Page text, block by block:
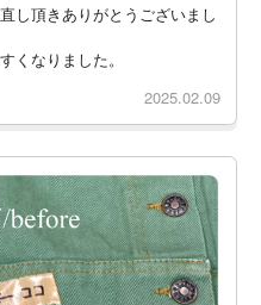
し頂きありがとうございまし
くなりました。
2025.02.09